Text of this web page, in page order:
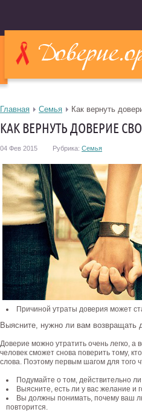
Главная Семья Как вернуть
КАК ВЕРНУТЬ ДОВЕРИЕ
04 Фев 2015 Рубрика: Семья
Причиной утраты доверия может
Выясните, нужно ли вам возвращать
Доверие можно утратить очень легко,
человек сможет снова поверить тому,
слова. Поэтому первым шагом для того
Подумайте о том, действительно
Выясните, есть ли у вас желание и
Вы должны понимать, почему ваш
повторится.